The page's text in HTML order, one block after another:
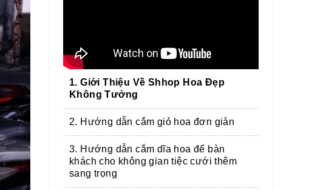
1. Giới Thiệu Về Shhop Hoa Đẹp
Không Tưởng
2. Hướng dẫn cắm giỏ hoa đơn giản
3. Hướng dẫn cắm dĩa hoa để bàn
khách cho không gian tiệc cưới thêm
sang trọng